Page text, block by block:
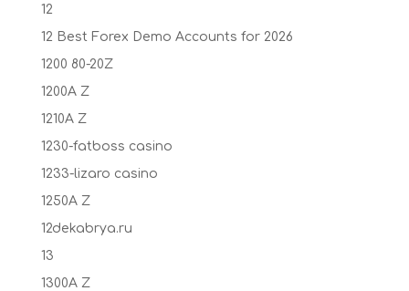
12
12 Best Forex Demo Accounts for 2026
1200 80-20Z
1200A Z
1210A Z
1230-fatboss casino
1233-lizaro casino
1250A Z
12dekabrya.ru
13
1300A Z